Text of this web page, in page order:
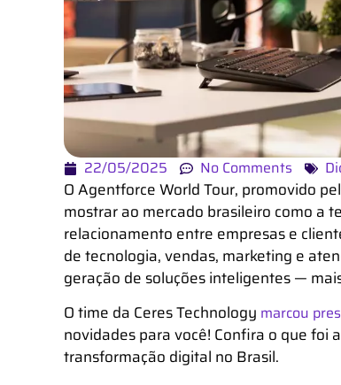
22/05/2025 No Comments
OAgentforce World Tour, promovido
mostrar ao mercado brasileiro como a
relacionamento entre empresas e
de tecnologia, vendas, marketing e
geração de soluções inteligentes —
O time da Ceres Technology marcou
novidades para você! Confira o que foi
transformação digital no Brasil.